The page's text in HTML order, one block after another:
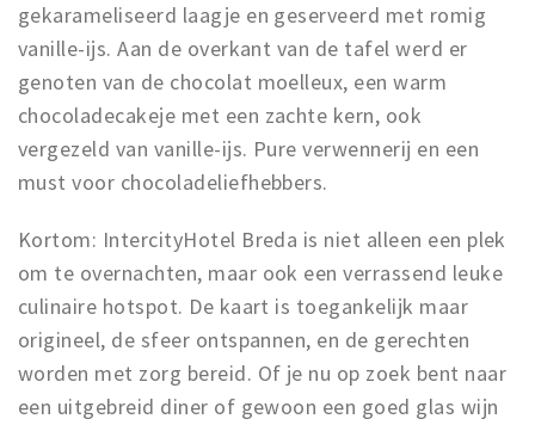
gekarameliseerd laagje en geserveerd met romig
vanille-ijs. Aan de overkant van de tafel werd er
genoten van de chocolat moelleux, een warm
chocoladecakeje met een zachte kern, ook
vergezeld van vanille-ijs. Pure verwennerij en een
must voor chocoladeliefhebbers.
Kortom: IntercityHotel Breda is niet alleen een plek
om te overnachten, maar ook een verrassend leuke
culinaire hotspot. De kaart is toegankelijk maar
origineel, de sfeer ontspannen, en de gerechten
worden met zorg bereid. Of je nu op zoek bent naar
een uitgebreid diner of gewoon een goed glas wijn